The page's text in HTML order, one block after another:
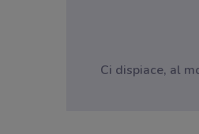
Ci dispiace, al